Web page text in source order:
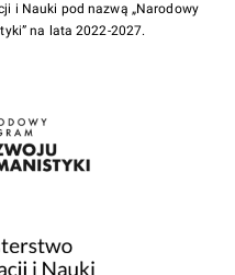
i Nauki pod nazwą „Narodowy
na lata 2022-2027.